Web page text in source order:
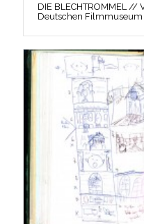
DIE BLECHTROMMEL
Deutschen Filmmuseum